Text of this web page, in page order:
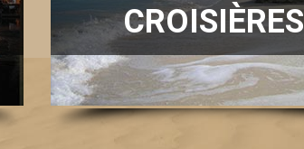
CROISIÈRES